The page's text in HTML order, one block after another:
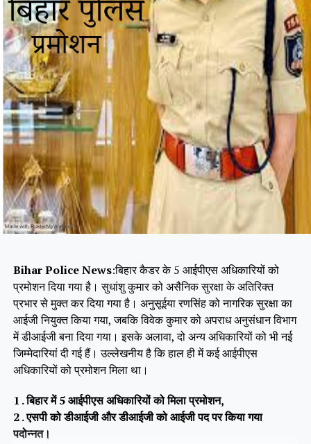
Bihar Police News:बिहार कैडर के 5 आईपीएस अधिकारियों को
प्रमोशन दिया गया है। सुधांशु कुमार को असैनिक सुरक्षा के अतिरिक्त
प्रभार से मुक्त कर दिया गया है। अनुसूईया रणसिंह को नागरिक सुरक्षा का
आईजी नियुक्त किया गया, जबकि विवेक कुमार को अपराध अनुसंधान विभाग
में डीआईजी बना दिया गया। इसके अलावा, दो अन्य अधिकारियों को भी नई
जिम्मेदारियां दी गई हैं। उल्लेखनीय है कि हाल ही में कई आईपीएस
अधिकारियों को प्रमोशन मिला था।
1 . बिहार में 5 आईपीएस अधिकारियों को मिला प्रमोशन,
2 . एसपी को डीआईजी और डीआईजी को आईजी पद पर किया गया
पदोन्नत।